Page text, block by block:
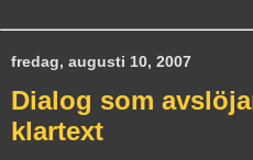
fredag, augusti 10, 2007
Dialog som
klartext